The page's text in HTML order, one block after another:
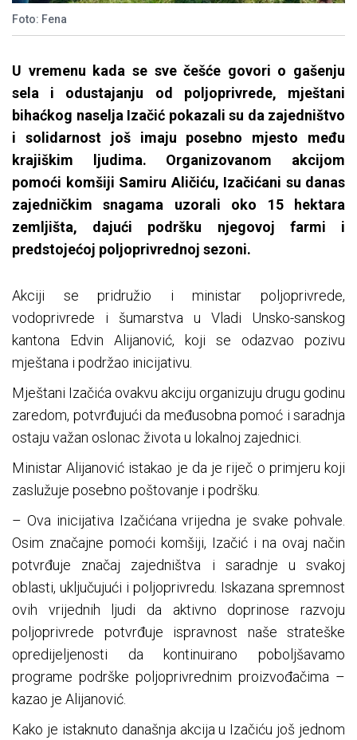
Foto: Fena
U vremenu kada se sve češće govori o gašenju
sela i odustajanju od poljoprivrede, mještani
bihaćkog naselja Izačić pokazali su da zajedništvo
i solidarnost još imaju posebno mjesto među
krajiškim ljudima. Organizovanom akcijom
pomoći komšiji Samiru Aličiću, Izačićani su danas
zajedničkim snagama uzorali oko 15 hektara
zemljišta, dajući podršku njegovoj farmi i
predstojećoj poljoprivrednoj sezoni.
Akciji se pridružio i ministar poljoprivrede,
vodoprivrede i šumarstva u Vladi Unsko-sanskog
kantona Edvin Alijanović, koji se odazvao pozivu
mještana i podržao inicijativu.
Mještani Izačića ovakvu akciju organizuju drugu godinu
zaredom, potvrđujući da međusobna pomoć i saradnja
ostaju važan oslonac života u lokalnoj zajednici.
Ministar Alijanović istakao je da je riječ o primjeru koji
zaslužuje posebno poštovanje i podršku.
– Ova inicijativa Izačićana vrijedna je svake pohvale.
Osim značajne pomoći komšiji, Izačić i na ovaj način
potvrđuje značaj zajedništva i saradnje u svakoj
oblasti, uključujući i poljoprivredu. Iskazana spremnost
ovih vrijednih ljudi da aktivno doprinose razvoju
poljoprivrede potvrđuje ispravnost naše strateške
opredijeljenosti da kontinuirano poboljšavamo
programe podrške poljoprivrednim proizvođačima –
kazao je Alijanović.
Kako je istaknuto današnja akcija u Izačiću još jednom